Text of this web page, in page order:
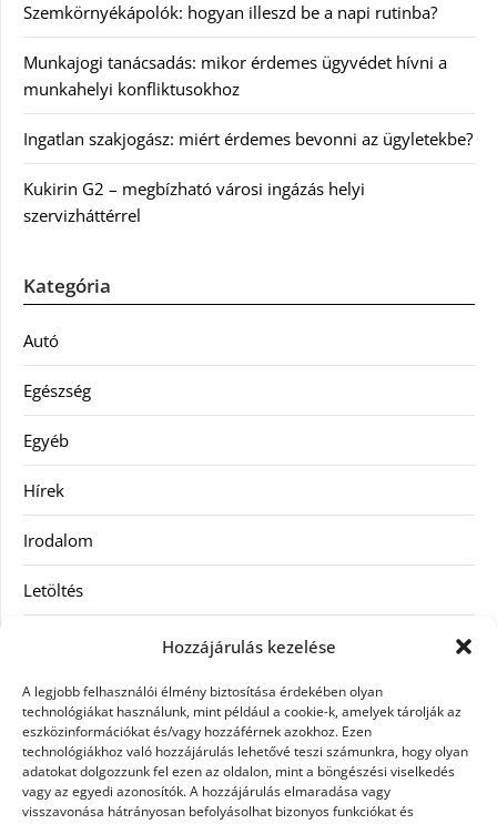
Hozzájárulás kezelése
A legjobb felhasználói élmény biztosítása érdekében olyan
technológiákat használunk, mint például a cookie-k, amelyek tárolják az
eszközinformációkat és/vagy hozzáférnek azokhoz. Ezen
technológiákhoz való hozzájárulás lehetővé teszi számunkra, hogy olyan
adatokat dolgozzunk fel ezen az oldalon, mint a böngészési viselkedés
vagy az egyedi azonosítók. A hozzájárulás elmaradása vagy
visszavonása hátrányosan befolyásolhat bizonyos funkciókat és
Szemkörnyékápolók: hogyan illeszd be a napi rutinba?
Munkajogi tanácsadás: mikor érdemes ügyvédet hívni a
munkahelyi konfliktusokhoz
Ingatlan szakjogász: miért érdemes bevonni az ügyletekbe?
Kukirin G2 – megbízható városi ingázás helyi
szervizháttérrel
Kategória
Autó
Egészség
Egyéb
Hírek
Irodalom
Letöltés
SEO
Szolgáltatás
Szórakozás